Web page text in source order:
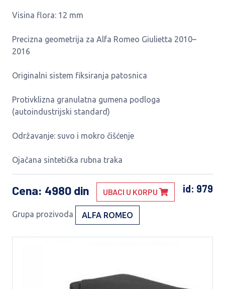
Visina flora: 12 mm
Precizna geometrija za Alfa Romeo Giulietta 2010–
2016
Originalni sistem fiksiranja patosnica
Protivklizna granulatna gumena podloga
(autoindustrijski standard)
Održavanje: suvo i mokro čišćenje
Ojačana sintetička rubna traka
Cena: 4980 din id: 979
UBACI U KORPU
Grupa prozivoda ALFA ROMEO